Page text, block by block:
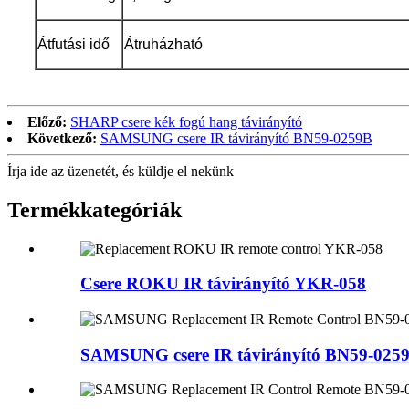
Átfutási idő Átruházható
Előző: SHARP csere kék fogú hang távirányító
Következő: SAMSUNG csere IR távirányító BN59-0259B
Írja ide az üzenetét, és küldje el nekünk
Termékkategóriák
Csere ROKU IR távirányító YKR-058
SAMSUNG csere IR távirányító BN59-